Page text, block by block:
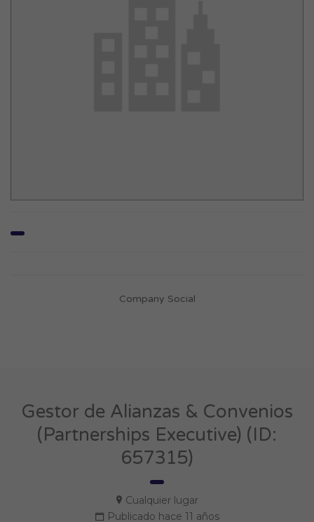
Company Social
Gestor de Alianzas & Convenios
(Partnerships Executive) (ID:
657315)
Cualquier lugar
Publicado hace 11 años